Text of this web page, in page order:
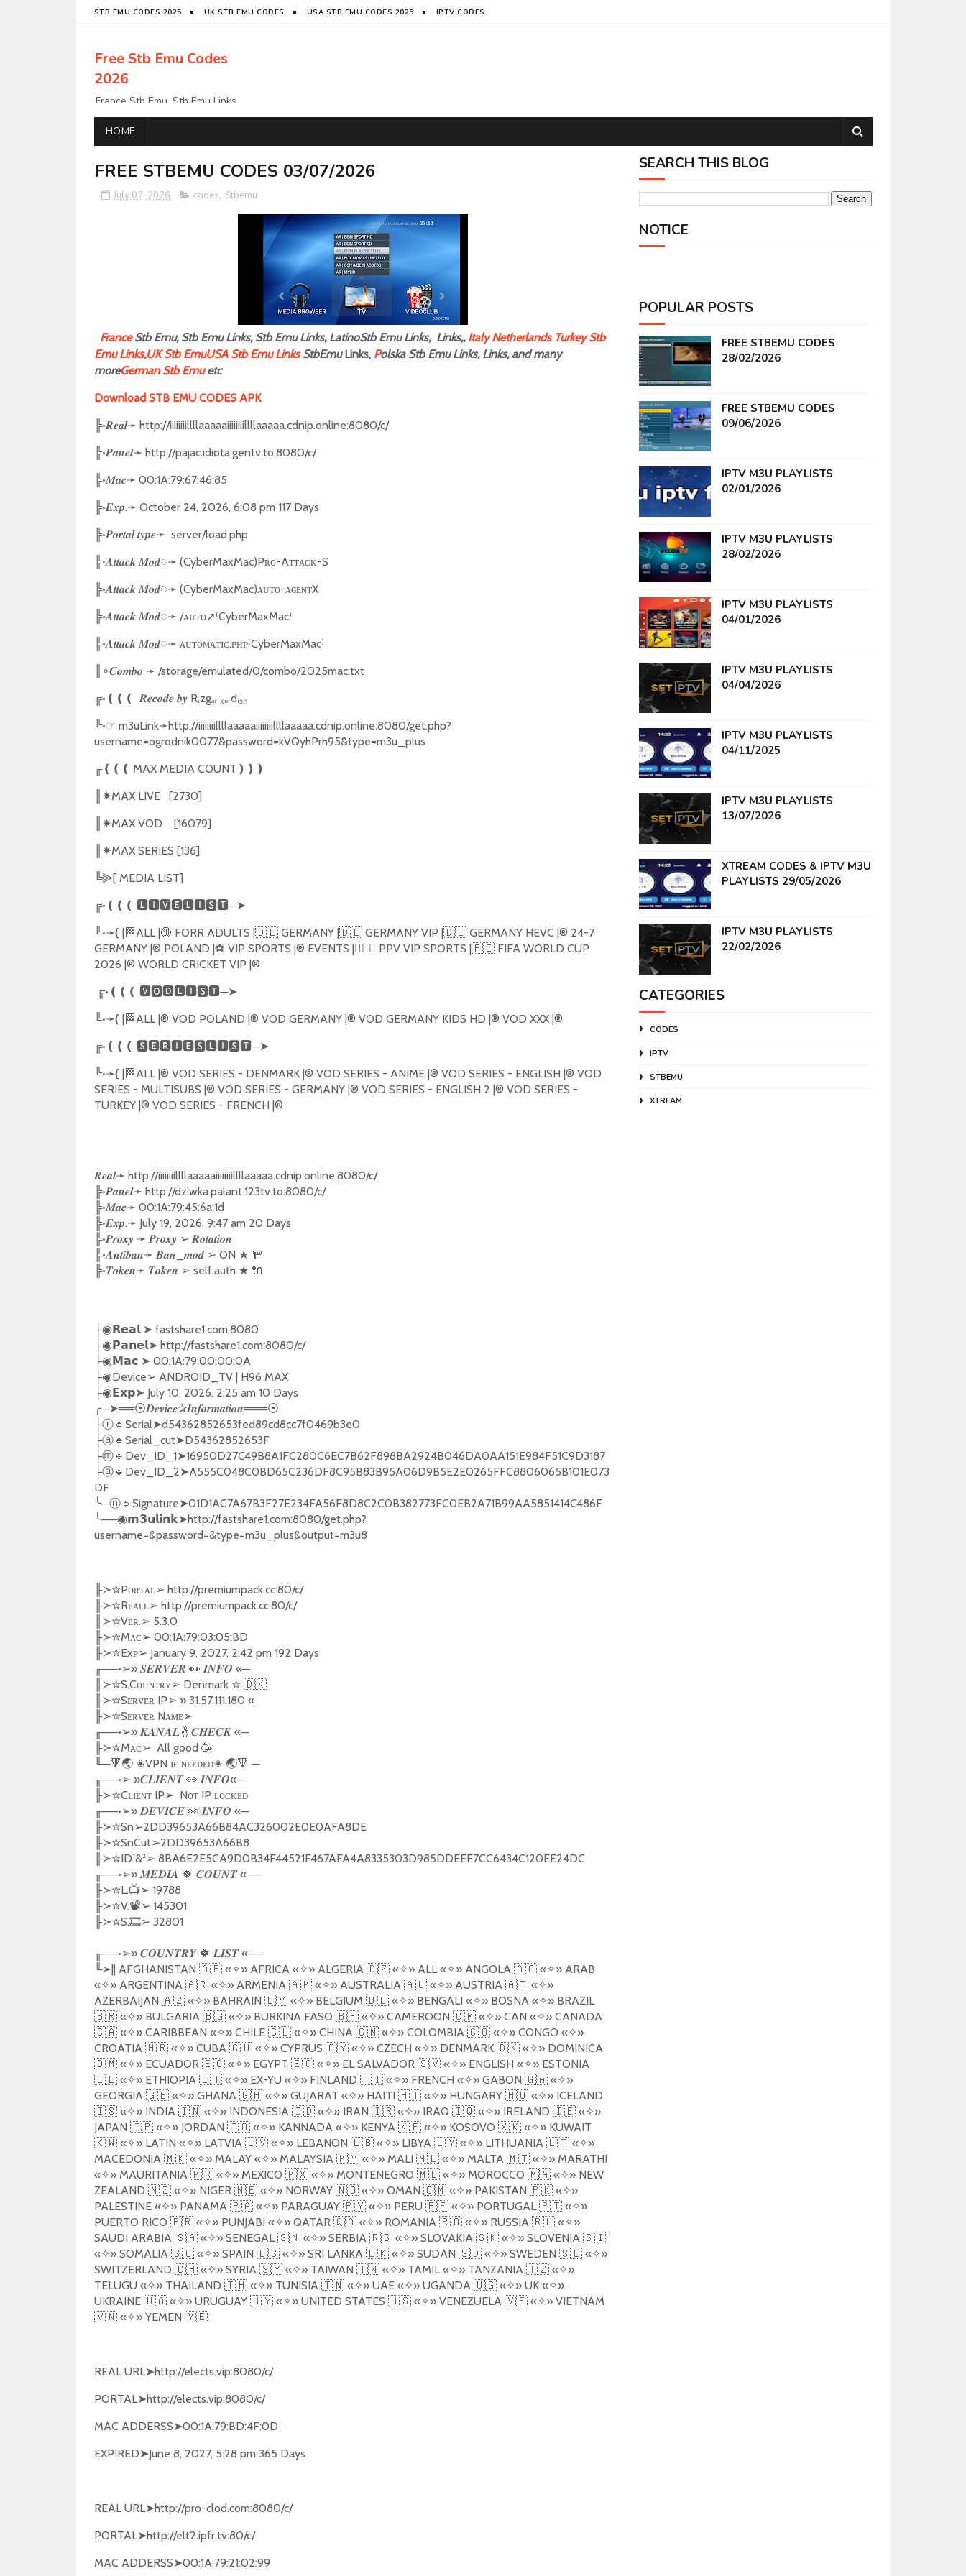
STB EMU CODES 2025 UK STB EMU CODES USA STB EMU CODES 2025 IPTV CODES
Free Stb Emu Codes
2026
France Stb Emu, Stb Emu Links,
Stb Emu Links, LatinoStb Emu
Links, Links,, Italy Netherlands
Links, Polska Stb Emu Links, Links,
HOME
FREE STBEMU CODES 03/07/2026
July 02, 2026 codes, Stbemu
FranceStb Emu, Stb Emu Links, Stb Emu Links, LatinoStb Emu Links, Links,, ItalyNetherlands Turkey Stb
Emu Links,UK Stb EmuUSA Stb Emu LinksStbEmuLinks, Polska Stb Emu Links, Links, and many
moreGerman Stb Emuetc
Download STB EMU CODES APK
╠•𝑹𝒆𝒂𝒍➛ http://iiiiiiiillllaaaaaiiiiiiiillllaaaaa.cdnip.online:8080/c/
╠•𝑷𝒂𝒏𝒆𝒍➛ http://pajac.idiota.gentv.to:8080/c/
╠•𝑴𝒂𝒄➛ 00:1A:79:67:46:85
╠•𝑬𝒙𝒑.➛ October 24, 2026, 6:08 pm 117 Days
╠•𝑷𝒐𝒓𝒕𝒂𝒍 𝒕𝒚𝒑𝒆➛ server/load.php
╠•𝑨𝒕𝒕𝒂𝒄𝒌 𝑴𝒐𝒅◌➛ (CyberMaxMac)Pʀᴏ-Aᴛᴛᴀᴄᴋ-S
╠•𝑨𝒕𝒕𝒂𝒄𝒌 𝑴𝒐𝒅◌➛ (CyberMaxMac)ᴀᴜᴛᴏ-ᴀɢᴇɴᴛX
╠•𝑨𝒕𝒕𝒂𝒄𝒌 𝑴𝒐𝒅◌➛ /ᴀᴜᴛᴏ➚⁽CyberMaxMac⁾
╠•𝑨𝒕𝒕𝒂𝒄𝒌 𝑴𝒐𝒅◌➛ ᴀᴜᴛᴏᴍᴀᴛɪᴄ.ᴘʜᴘ⁽CyberMaxMac⁾
∘𝑪𝒐𝒎𝒃𝒐 ➛ /storage/emulated/0/combo/2025mac.txt
╔• ❪❪❪ 𝑹𝒆𝒄𝒐𝒅𝒆 𝒃𝒚Rᵢzgₐᵣ ₖᵤᵣdᵢₛₕ
╚•☞ m3uLink➛http://iiiiiiiillllaaaaaiiiiiiiillllaaaaa.cdnip.online:8080/get.php?
username=ogrodnik0077&password=kVQyhPrh95&type=m3u_plus
╓❪❪❪ MAX MEDIA COUNT ❫❫❫
✷MAX LIVE
[2730]
✷MAX VOD
[16079]
✷MAX SERIES [136]
╚⫸[ MEDIA LIST]
╔• ❪❪❪ 🅻🅸🆅🅴🅻🅸🆂🆃─➤
╚•➛{ | 🏁ALL |🔞 FORR ADULTS |🇩🇪GERMANY |🇩🇪GERMANY VIP |🇩🇪GERMANY HEVC |®️ 24-7
GERMANY |®️ POLAND |⚽️ VIP SPORTS |®️ EVENTS |🏋🏼‍♂️ PPV VIP SPORTS |🇫🇮FIFA WORLD CUP
2026 |®️ WORLD CRICKET VIP |®️
╔• ❪❪❪ 🆅🅾🅳🅻🅸🆂🆃─➤
╚•➛{ | 🏁ALL |®️ VOD POLAND |®️ VOD GERMANY |®️ VOD GERMANY KIDS HD |®️ VOD XXX |®️
╔• ❪❪❪ 🆂🅴🆁🅸🅴🆂🅻🅸🆂🆃─➤
╚•➛{ | 🏁ALL |®️ VOD SERIES - DENMARK |®️ VOD SERIES - ANIME |®️ VOD SERIES - ENGLISH |®️ VOD
SERIES - MULTISUBS |®️ VOD SERIES - GERMANY |®️ VOD SERIES - ENGLISH 2 |®️ VOD SERIES -
TURKEY |®️ VOD SERIES - FRENCH |®️
𝑹𝒆𝒂𝒍➛ http://iiiiiiiillllaaaaaiiiiiiiillllaaaaa.cdnip.online:8080/c/
╠•𝑷𝒂𝒏𝒆𝒍➛ http://dziwka.palant.123tv.to:8080/c/
╠•𝑴𝒂𝒄➛ 00:1A:79:45:6a:1d
╠•𝑬𝒙𝒑.➛ July 19, 2026, 9:47 am 20 Days
╠•𝑷𝒓𝒐𝒙𝒚 ➛ 𝑷𝒓𝒐𝒙𝒚 ➢ 𝑹𝒐𝒕𝒂𝒕𝒊𝒐𝒏
╠•𝑨𝒏𝒕𝒊𝒃𝒂𝒏➛ 𝑩𝒂𝒏 𝒎𝒐𝒅 ➢ ON ★ 🚥
╠•𝑻𝒐𝒌𝒆𝒏➛ 𝑻𝒐𝒌𝒆𝒏 ➢ self.auth ★ 🔌
├◉ 𝗥𝗲𝗮𝗹 ➤ fastshare1.com:8080
├◉ 𝗣𝗮𝗻𝗲𝗹➤ http://fastshare1.com:8080/c/
├◉ 𝗠𝗮𝗰 ➤ 00:1A:79:00:00:0A
├◉Device➢ ANDROID_TV | H96 MAX
├◉ 𝗘𝘅𝗽➤ July 10, 2026, 2:25 am 10 Days
╭─➤══⦿𝑫𝒆𝒗𝒊𝒄𝒆✰𝑰𝒏𝒇𝒐𝒓𝒎𝒂𝒕𝒊𝒐𝒏═══⦿
├ⓡ🔹 Serial➤d54362852653fed89cd8cc7f0469b3e0
├ⓐ🔹 Serial_cut➤D54362852653F
├ⓜ🔹 Dev_ID_1➤16950D27C49B8A1FC280C6EC7B62F898BA2924B046DA0AA151E984F51C9D3187
├ⓐ🔹 Dev_ID_2➤A555C048C0BD65C236DF8C95B83B95A06D9B5E2E0265FFC8806065B101E073
DF
╰─ⓝ🔹 Signature➤01D1AC7A67B3F27E234FA56F8D8C2C0B382773FC0EB2A71B99AA5851414C486F
╰──◉𝗺𝟯𝘂𝗹𝗶𝗻𝗸➤http://fastshare1.com:8080/get.php?
username=&password=&type=m3u_plus&output=m3u8
╟≻✮Pᴏʀᴛᴀʟ➢ http://premiumpack.cc:80/c/
╟≻✮Rᴇᴀʟʟ➢ http://premiumpack.cc:80/c/
╟≻✮Vᴇʀ.➢ 5.3.0
╟≻✮Mᴀᴄ➢ 00:1A:79:03:05:BD
╟≻✮Exᴘ➢ January 9, 2027, 2:42 pm 192 Days
╓──•➢️» 𝑺𝑬𝑹𝑽𝑬𝑹 👀 𝑰𝑵𝑭𝑶 «─
╟≻✮S.Cᴏᴜɴᴛʀʏ➢ Denmark ✮ 🇩🇰
╟≻✮Sᴇʀᴠᴇʀ IP➢ »31.57.111.180 «
╟≻✮Sᴇʀᴠᴇʀ Nᴀᴍᴇ➢
╓──•➢️»𝑲𝑨𝑵𝑨𝑳🤞 𝑪𝑯𝑬𝑪𝑲«─
╟≻✮Mᴀᴄ➢ All good 🥳
╙─🔻🌏 ✬VPN ɪғ ɴᴇᴇᴅᴇᴅ✬ 🌏🔻 ─
╓──•➢️ »𝑪𝑳𝑰𝑬𝑵𝑻 👀 𝑰𝑵𝑭𝑶«─
╟≻✮Cʟɪᴇɴᴛ IP➢ Nᴏᴛ IP ʟᴏᴄᴋᴇᴅ
╓──•➢️»𝑫𝑬𝑽𝑰𝑪𝑬 👀 𝑰𝑵𝑭𝑶 «─
╟≻✮Sn➢2DD39653A66B84AC326002E0E0AFA8DE
╟≻✮SnCut➢2DD39653A66B8
╟≻✮ID¹&²➢ 8BA6E2E5CA9D0B34F44521F467AFA4A8335303D985DDEEF7CC6434C120EE24DC
╓──•➢️»𝑴𝑬𝑫𝑰𝑨 🍀 𝑪𝑶𝑼𝑵𝑻«──
╟≻✮L.📺➢ 19788
╟≻✮V.📽️➢ 145301
╟≻✮S.🎞️➢ 32801
╓──•➢️» 𝑪𝑶𝑼𝑵𝑻𝑹𝒀 🍀 𝑳𝑰𝑺𝑻«──
╙➢|| AFGHANISTAN 🇦🇫«✧»AFRICA «✧»ALGERIA 🇩🇿«✧»ALL«✧»ANGOLA 🇦🇴«✧»ARAB
«✧»ARGENTINA 🇦🇷«✧»ARMENIA 🇦🇲«✧»AUSTRALIA 🇦🇺«✧»AUSTRIA 🇦🇹«✧»
AZERBAIJAN 🇦🇿«✧»BAHRAIN 🇧🇾«✧»BELGIUM 🇧🇪«✧»BENGALI «✧»BOSNA «✧»BRAZIL
🇧🇷«✧»BULGARIA 🇧🇬«✧»BURKINA FASO 🇧🇫«✧»CAMEROON 🇨🇲«✧»CAN «✧»CANADA
🇨🇦«✧»CARIBBEAN «✧»CHILE 🇨🇱«✧»CHINA 🇨🇳«✧»COLOMBIA 🇨🇴«✧»CONGO «✧»
CROATIA 🇭🇷«✧»CUBA 🇨🇺«✧»CYPRUS 🇨🇾«✧»CZECH «✧»DENMARK 🇩🇰«✧»DOMINICA
🇩🇲«✧»ECUADOR 🇪🇨«✧»EGYPT 🇪🇬«✧»EL SALVADOR 🇸🇻«✧»ENGLISH «✧»ESTONIA
🇪🇪«✧»ETHIOPIA 🇪🇹«✧»EX-YU «✧»FINLAND 🇫🇮«✧»FRENCH «✧»GABON 🇬🇦«✧»
GEORGIA 🇬🇪«✧»GHANA 🇬🇭«✧»GUJARAT «✧»HAITI 🇭🇹«✧»HUNGARY 🇭🇺«✧»ICELAND
🇮🇸«✧»INDIA 🇮🇳«✧»INDONESIA 🇮🇩«✧»IRAN 🇮🇷«✧»IRAQ 🇮🇶«✧»IRELAND 🇮🇪«✧»
JAPAN 🇯🇵«✧»JORDAN 🇯🇴«✧»KANNADA «✧»KENYA 🇰🇪«✧»KOSOVO 🇽🇰«✧»KUWAIT
🇰🇼«✧»LATIN «✧»LATVIA 🇱🇻«✧»LEBANON 🇱🇧«✧»LIBYA 🇱🇾«✧»LITHUANIA 🇱🇹«✧»
MACEDONIA 🇲🇰«✧»MALAY «✧»MALAYSIA 🇲🇾«✧»MALI 🇲🇱«✧»MALTA 🇲🇹«✧»MARATHI
«✧»MAURITANIA 🇲🇷«✧»MEXICO 🇲🇽«✧»MONTENEGRO 🇲🇪«✧»MOROCCO 🇲🇦«✧»NEW
ZEALAND 🇳🇿«✧»NIGER 🇳🇪«✧»NORWAY 🇳🇴«✧»OMAN 🇴🇲«✧»PAKISTAN 🇵🇰«✧»
PALESTINE «✧»PANAMA 🇵🇦«✧»PARAGUAY 🇵🇾«✧»PERU 🇵🇪«✧»PORTUGAL🇵🇹«✧»
PUERTO RICO 🇵🇷«✧»PUNJABI «✧»QATAR 🇶🇦«✧»ROMANIA 🇷🇴«✧»RUSSIA 🇷🇺«✧»
SAUDI ARABIA 🇸🇦«✧»SENEGAL🇸🇳«✧»SERBIA 🇷🇸«✧»SLOVAKIA 🇸🇰«✧»SLOVENIA 🇸🇮
«✧»SOMALIA 🇸🇴«✧»SPAIN 🇪🇸«✧»SRI LANKA 🇱🇰«✧»SUDAN 🇸🇩«✧»SWEDEN 🇸🇪«✧»
SWITZERLAND 🇨🇭«✧»SYRIA 🇸🇾«✧»TAIWAN 🇹🇼«✧»TAMIL«✧»TANZANIA 🇹🇿«✧»
TELUGU «✧»THAILAND 🇹🇭«✧»TUNISIA 🇹🇳«✧»UAE «✧»UGANDA 🇺🇬«✧»UK «✧»
UKRAINE 🇺🇦«✧»URUGUAY 🇺🇾«✧»UNITED STATES 🇺🇸«✧»VENEZUELA 🇻🇪«✧»VIETNAM
🇻🇳«✧»YEMEN 🇾🇪
REAL URL➤http://elects.vip:8080/c/
PORTAL➤http://elects.vip:8080/c/
MAC ADDERSS➤00:1A:79:BD:4F:0D
EXPIRED➤June 8, 2027, 5:28 pm 365 Days
REAL URL➤http://pro-clod.com:8080/c/
PORTAL➤http://elt2.ipfr.tv:80/c/
MAC ADDERSS➤00:1A:79:21:02:99
SEARCH THIS BLOG
NOTICE
POPULAR POSTS
FREE STBEMU CODES
28/02/2026
FREE STBEMU CODES
09/06/2026
IPTV M3U PLAYLISTS
02/01/2026
IPTV M3U PLAYLISTS
28/02/2026
IPTV M3U PLAYLISTS
04/01/2026
IPTV M3U PLAYLISTS
04/04/2026
IPTV M3U PLAYLISTS
04/11/2025
IPTV M3U PLAYLISTS
13/07/2026
XTREAM CODES & IPTV M3U
PLAYLISTS 29/05/2026
IPTV M3U PLAYLISTS
22/02/2026
CATEGORIES
CODES
IPTV
STBEMU
XTREAM